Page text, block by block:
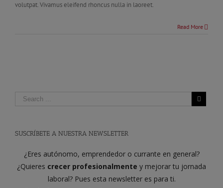
volutpat. Vivamus eleifend rhoncus nulla in laoreet.
Read More
SUSCRÍBETE A NUESTRA NEWSLETTER